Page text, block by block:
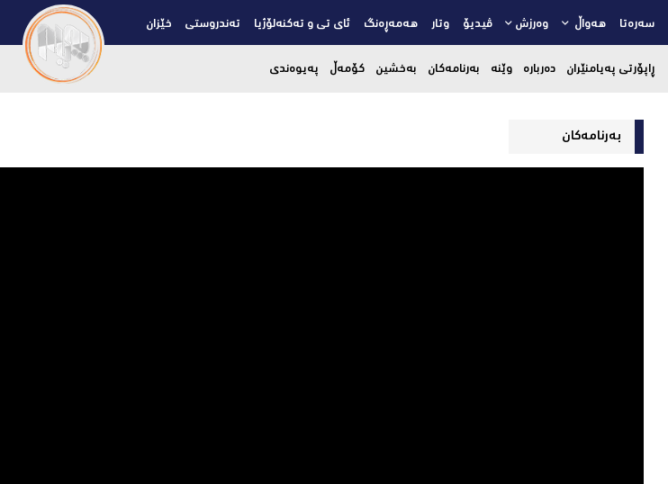
سەرەتا هەواڵ وەرزش ڤیدیۆ وتار هەمەڕەنگ ئای تی و تەکنەلۆژیا تەندروستی خێزان
ڕاپۆرتی پەیامنێران دەربارە وێنە بەرنامەکان بەخشین کۆمەڵ پەیوەندی
بەرنامەکان